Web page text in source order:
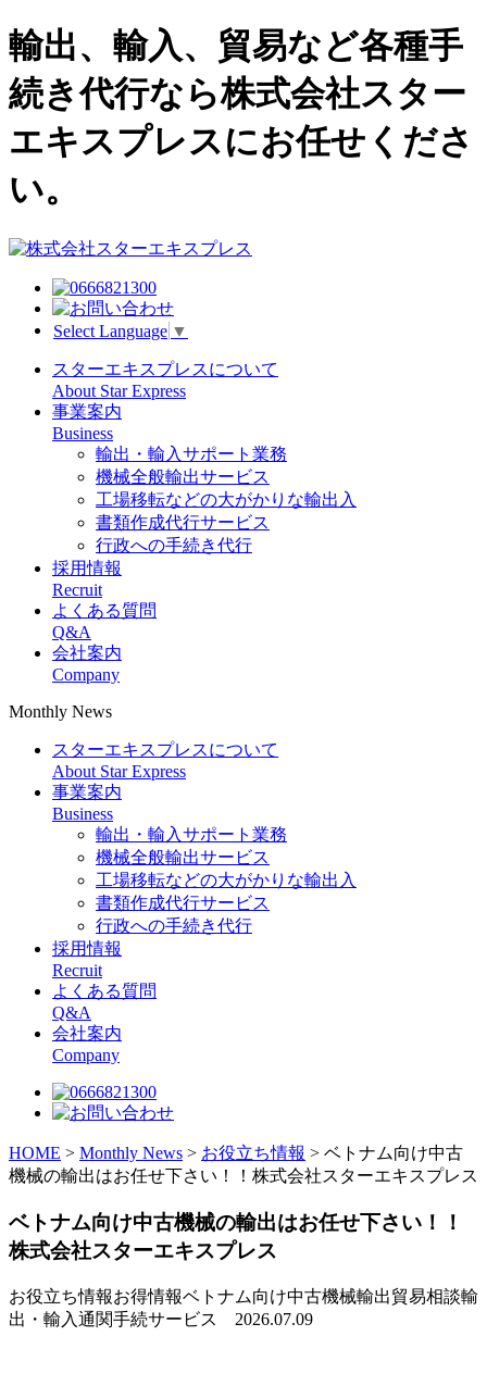
輸出、輸入、貿易など各種手
続き代行なら株式会社スター
エキスプレスにお任せくださ
い。
Select Language ▼
スターエキスプレスについて
About Star Express
事業案内
Business
輸出・輸入サポート業務
機械全般輸出サービス
工場移転などの大がかりな輸出入
書類作成代行サービス
行政への手続き代行
採用情報
Recruit
よくある質問
Q&A
会社案内
Company
Monthly News
スターエキスプレスについて
About Star Express
事業案内
Business
輸出・輸入サポート業務
機械全般輸出サービス
工場移転などの大がかりな輸出入
書類作成代行サービス
行政への手続き代行
採用情報
Recruit
よくある質問
Q&A
会社案内
Company
HOME > Monthly News > お役立ち情報 > ベトナム向け中古
機械の輸出はお任せ下さい！！株式会社スターエキスプレス
ベトナム向け中古機械の輸出はお任せ下さい！！
株式会社スターエキスプレス
お役立ち情報お得情報ベトナム向け中古機械輸出貿易相談輸
出・輸入通関手続サービス
2026.07.09